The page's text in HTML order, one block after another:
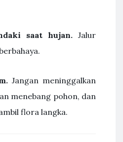
saat hujan. Jalur
Jangan meninggalkan
menebang pohon, dan
flora langka.